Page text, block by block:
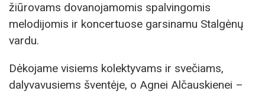
žiūrovams dovanojamomis spalvingomis
melodijomis ir koncertuose garsinamu Stalgėnų
vardu.
Dėkojame visiems kolektyvams ir svečiams,
dalyvavusiems šventėje, o Agnei Alčauskienei –